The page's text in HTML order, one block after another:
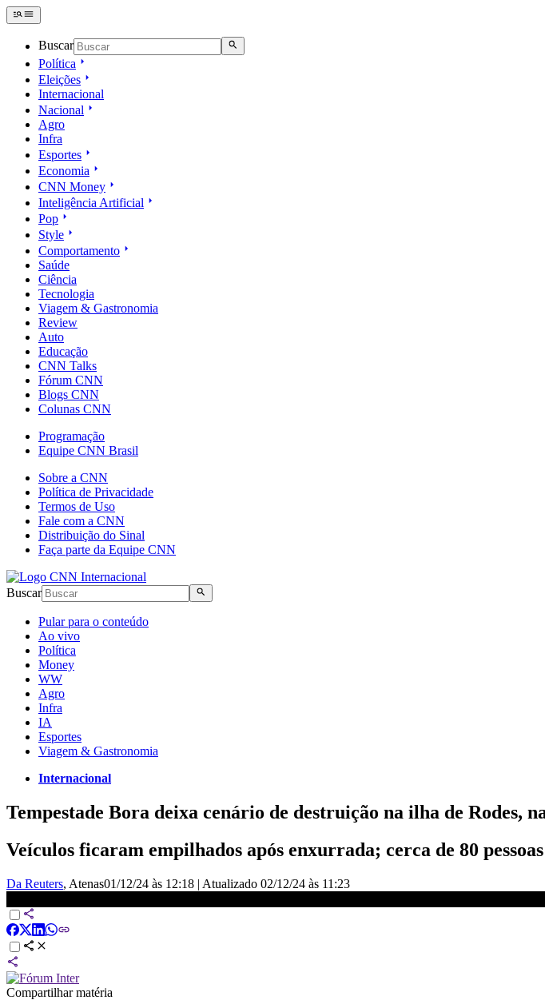
Buscar
Política
Eleições
Internacional
Nacional
Agro
Infra
Esportes
Economia
CNN Money
Inteligência Artificial
Pop
Style
Comportamento
Saúde
Ciência
Tecnologia
Viagem & Gastronomia
Review
Auto
Educação
CNN Talks
Fórum CNN
Blogs CNN
Colunas CNN
Programação
Equipe CNN Brasil
Sobre a CNN
Política de Privacidade
Termos de Uso
Fale com a CNN
Distribuição do Sinal
Faça parte da Equipe CNN
Buscar
Pular para o conteúdo
Ao vivo
Política
Money
WW
Agro
Infra
IA
Esportes
Viagem & Gastronomia
Internacional
Tempestade Bora deixa cenário de destruição na ilha de Rodes,
Veículos ficaram empilhados após enxurrada; cerca de 80
Da Reuters, Atenas01/12/24 às 12:18 | Atualizado 02/12/24 às 11:23
Compartilhar matéria